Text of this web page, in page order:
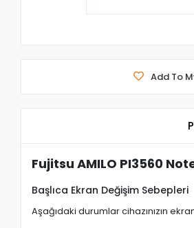
Add To
Fujitsu AMILO PI3560
Başlıca Ekran Değişim Sebepleri
Aşağıdaki durumlar cihazınızın